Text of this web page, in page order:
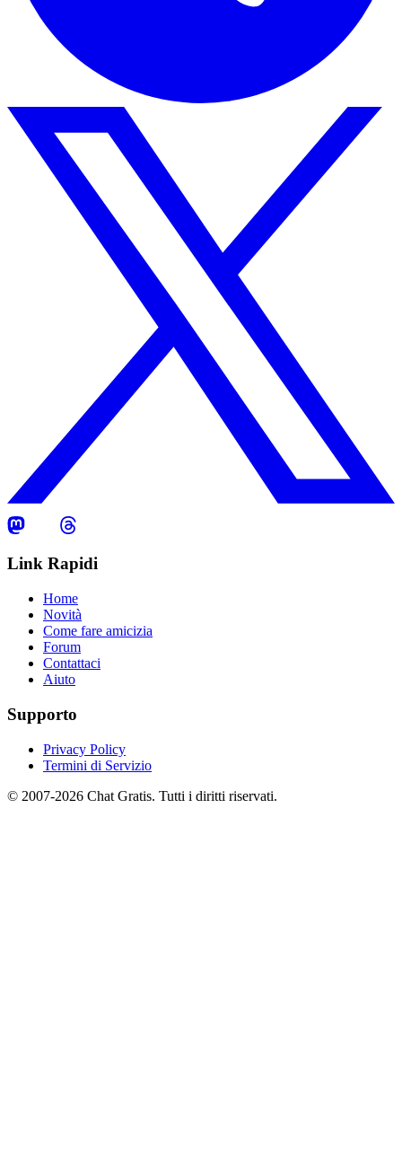
Link Rapidi
Home
Novità
Come fare amicizia
Forum
Contattaci
Aiuto
Supporto
Privacy Policy
Termini di Servizio
© 2007-2026 Chat Gratis. Tutti i diritti riservati.